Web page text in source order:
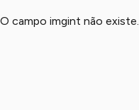
O campo imgint não existe.